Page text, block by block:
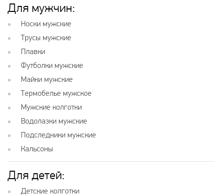
Для мужчин:
Носки мужские
Трусы мужские
Плавки
Футболки мужские
Майки мужские
Термобелье мужское
Мужские колготки
Водолазки мужские
Подследники мужские
Кальсоны
Для детей:
Детские колготки